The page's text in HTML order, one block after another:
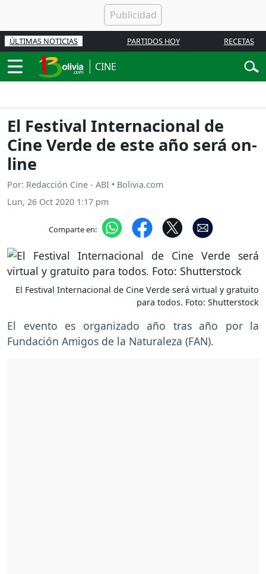
ÚLTIMAS NOTICIAS PARTIDOS HOY RECETAS
CINE
El Festival Internacional de
Cine Verde de este año será on-
line
Por: Redacción Cine - ABI • Bolivia.com
Lun, 26 Oct 2020 1:17 pm
Comparte en:
El Festival Internacional de Cine Verde será virtual y gratuito
para todos. Foto: Shutterstock
El evento es organizado año tras año por la
Fundación Amigos de la Naturaleza (FAN).